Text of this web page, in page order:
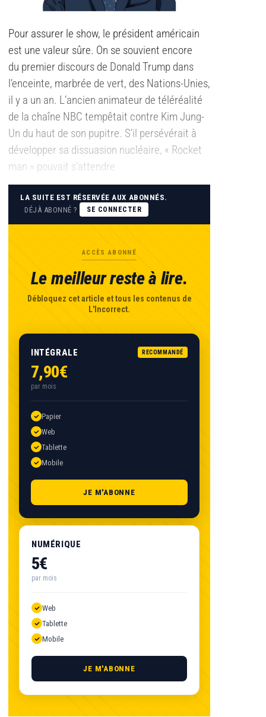
Pour assurer le show, le président américain
est une valeur sûre. On se souvient encore
du premier discours de Donald Trump dans
l’enceinte, marbrée de vert, des Nations-Unies,
il y a un an. L’ancien animateur de téléréalité
de la chaîne NBC tempêtait contre Kim Jung-
Un du haut de son pupitre. S’il persévérait à
développer sa dissuasion nucléaire, « Rocket
man » pouvait s’attendre
LA SUITE EST RÉSERVÉE AUX ABONNÉS.
DÉJÀ ABONNÉ ?
SE CONNECTER
ACCÈS ABONNÉ
Le meilleur reste à lire.
Débloquez cet article et tous les contenus de
L'Incorrect.
INTÉGRALE RECOMMANDÉ
7,90€
par mois
Papier
Web
Tablette
Mobile
JE M'ABONNE
NUMÉRIQUE
5€
par mois
Web
Tablette
Mobile
JE M'ABONNE